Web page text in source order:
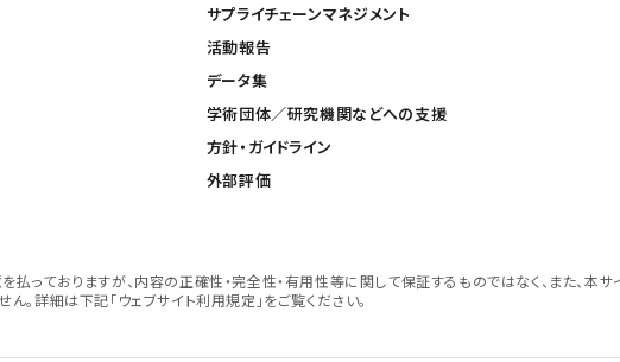
サプライチェーンマネジメント
活動報告
データ集
学術団体／研究機関などへの支援
方針・ガイドライン
外部評価
っておりますが、内容の正確性・完全性・有用性等に関して保証するものではなく、また、本
詳細は下記「ウェブサイト利用規定」をご覧ください。